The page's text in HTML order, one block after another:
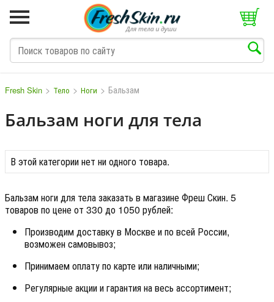
Fresh Skin > Тело > Ноги > Бальзам
Бальзам ноги для тела
В этой категории нет ни одного товара.
Бальзам ноги для тела заказать в магазине Фреш Скин. 5
товаров по цене от 330 до 1050 рублей:
Производим доставку в Москве и по всей России,
возможен самовывоз;
Принимаем оплату по карте или наличными;
Регулярные акции и гарантия на весь ассортимент;